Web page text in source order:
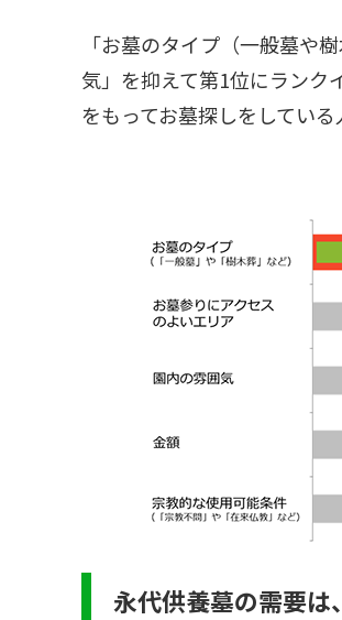
「お墓のタイプ（一般墓や
気」を抑えて第1位にランク
をもってお墓探しをしてい
永代供養墓の需要は